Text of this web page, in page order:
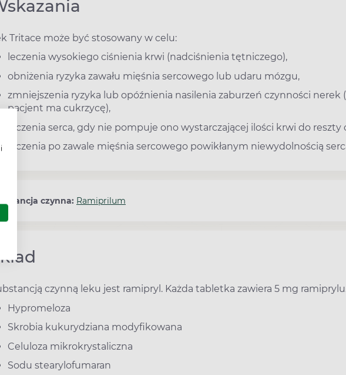
Tritace może być stosowany w celu:
leczenia wysokiego ciśnienia krwi (nadciśnienia tętniczego),
obniżenia ryzyka zawału mięśnia sercowego lub udaru mózgu,
zmniejszenia ryzyka lub opóźnienia nasilenia zaburzeń czynności nerek
pacjent ma cukrzycę),
leczenia serca, gdy nie pompuje ono wystarczającej ilości krwi do reszty
leczenia po zawale mięśnia sercowego powikłanym niewydolnością
czynna: Ramiprilum
czynną leku jest ramipryl. Każda tabletka zawiera 5 mg
Hypromeloza
Skrobia kukurydziana modyfikowana
Celuloza mikrokrystaliczna
Sodu stearylofumaran